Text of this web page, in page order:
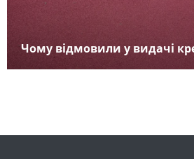
Чому відмовили у видачі